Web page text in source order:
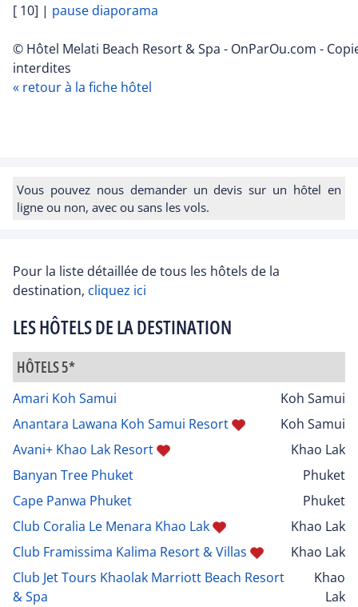
[ 10] | pause diaporama
© Hôtel Melati Beach Resort & Spa - OnParOu.com -
interdites
« retour à la fiche hôtel
Vous pouvez nous demander un devis sur un hôtel en
ligne ou non, avec ou sans les vols.
Pour la liste détaillée de tous les hôtels de la
destination, cliquez ici
LES HÔTELS DE LA DESTINATION
HÔTELS 5*
Amari Koh Samui
Koh Samui
Anantara Lawana Koh Samui Resort
Koh Samui
Avani+ Khao Lak Resort
Khao Lak
Banyan Tree Phuket
Phuket
Cape Panwa Phuket
Phuket
Club Coralia Le Menara Khao Lak
Khao Lak
Club Framissima Kalima Resort & Villas
Khao Lak
Club Jet Tours Khaolak Marriott Beach Resort
& Spa
Khao
Lak